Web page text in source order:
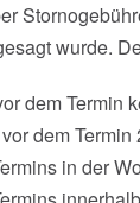
wurde.
dem Termin
dem
in der